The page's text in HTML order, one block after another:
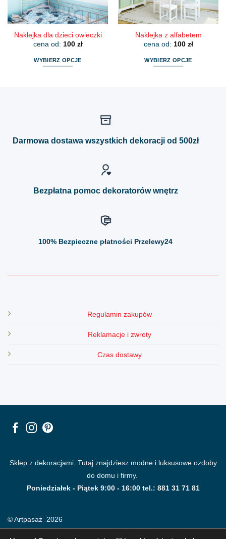
stronie
produktu
stronie
produktu
Naklejka dla dzieci owieczki
cena od: 100 zł
WYBIERZ OPCJE
Naklejka z alfabetem
cena od: 100 zł
WYBIERZ OPCJE
można
Darmowa dostawa wszystkich dekoracji od 500zł
Bezpłatna pomoc dekoratorów wnętrz
100% Bezpieczne płatności Przelewy24
Regulamin zakupów
Reklamacje i zwroty
Czas dostawy
Sklep z dekoracjami. Tutaj znajdziesz modne i luksusowe ozdoby
do domu i firmy.
Poniedziałek - Piątek 9:00 - 16:00 tel.: 881 31 71 81
© Artpasaż 2026